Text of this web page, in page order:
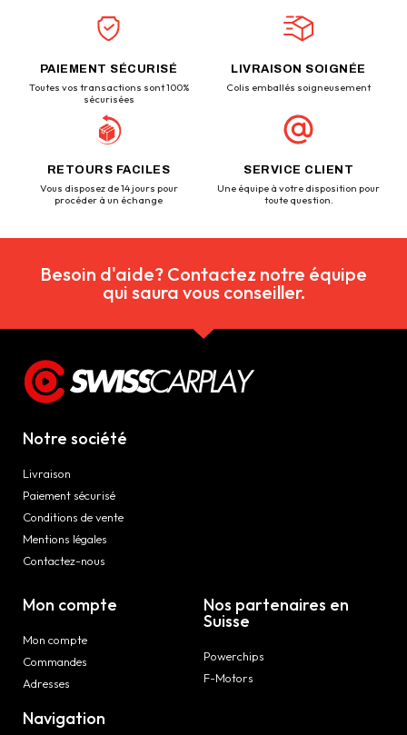
PAIEMENT SÉCURISÉ
Toutes vos transactions sont 100%
sécurisées
LIVRAISON SOIGNÉE
Colis emballés soigneusement
RETOURS FACILES
Vous disposez de 14 jours pour
procéder à un échange
SERVICE CLIENT
Une équipe à votre disposition pour
toute question.
Besoin d'aide? Contactez notre équipe
qui saura vous conseiller.
Notre société
Livraison
Paiement sécurisé
Conditions de vente
Mentions légales
Contactez-nous
Mon compte
Mon compte
Commandes
Adresses
Navigation
Nos partenaires en
Suisse
Powerchips
F-Motors